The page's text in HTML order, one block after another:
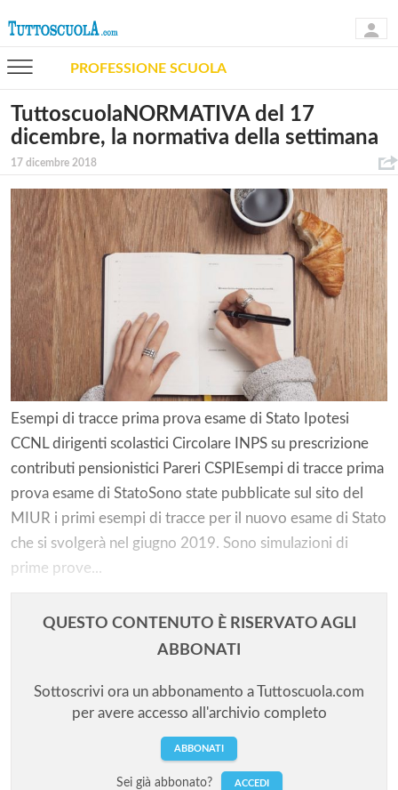
PROFESSIONE SCUOLA
TuttoscuolaNORMATIVA del 17
dicembre, la normativa della settimana
17 dicembre 2018
Esempi di tracce prima prova esame di Stato Ipotesi
CCNL dirigenti scolastici Circolare INPS su prescrizione
contributi pensionistici Pareri CSPIEsempi di tracce prima
prova esame di StatoSono state pubblicate sul sito del
MIUR i primi esempi di tracce per il nuovo esame di Stato
che si svolgerà nel giugno 2019. Sono simulazioni di
prime prove...
QUESTO CONTENUTO È RISERVATO AGLI
ABBONATI
Sottoscrivi ora un abbonamento a Tuttoscuola.com
per avere accesso all'archivio completo
ABBONATI
Sei già abbonato? ACCEDI